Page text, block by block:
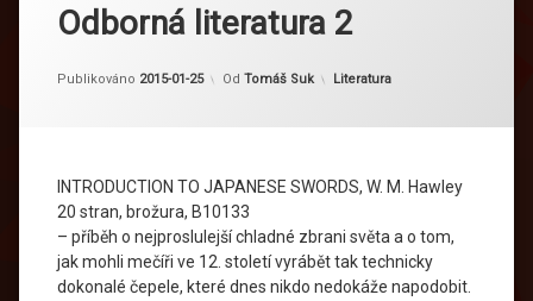
Odborná literatura 2
Publikováno 2015-01-25 Od Tomáš Suk Kategorie:
Literatura
INTRODUCTION TO JAPANESE SWORDS, W. M. Hawley
20 stran, brožura, B10133
– příběh o nejproslulejší chladné zbrani světa a o tom,
jak mohli mečíři ve 12. století vyrábět tak technicky
dokonalé čepele, které dnes nikdo nedokáže napodobit.